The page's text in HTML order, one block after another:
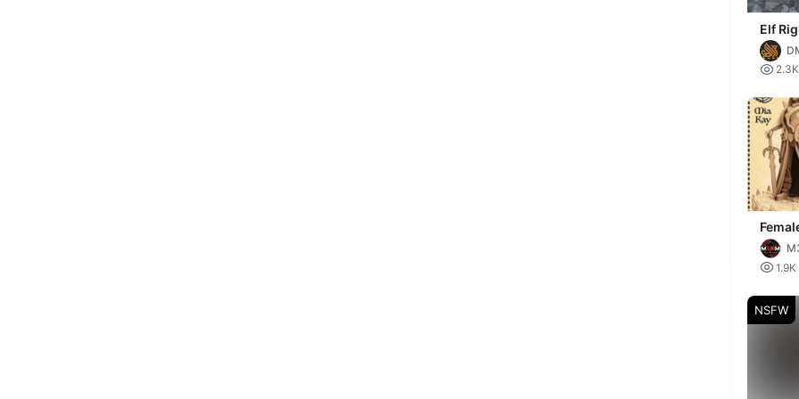
Elf
 2.3K
 1.9K
NSFW